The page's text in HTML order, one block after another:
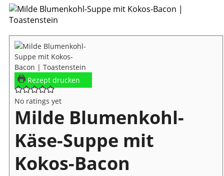
Rezept drucken
No ratings yet
Milde Blumenkohl-
Käse-Suppe mit
Kokos-Bacon